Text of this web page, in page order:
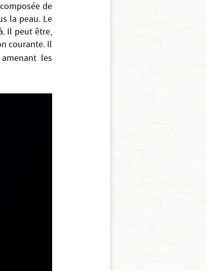
de
la peau. Le
Il peut être,
courante. Il
les